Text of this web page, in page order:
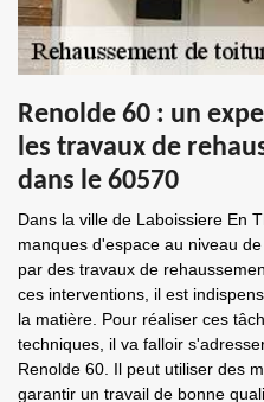
Renolde 60 : un
les travaux de
dans le 60570
Dans la ville de Laboissiere En
manques d'espace au niveau
par des travaux de
ces interventions, il est
la matière. Pour réaliser ces
techniques, il va falloir
Renolde 60. Il peut utiliser des
garantir un travail de bonne